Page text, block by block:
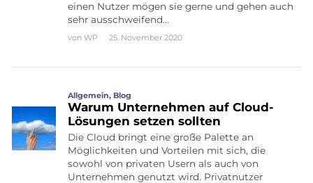
einen Nutzer mögen sie gerne und gehen auch
sehr ausschweifend…
vonWP 25. November 2020
Allgemein, Blog
Warum Unternehmen auf Cloud-
Lösungen setzen sollten
Die Cloud bringt eine große Palette an
Möglichkeiten und Vorteilen mit sich, die
sowohl von privaten Usern als auch von
Unternehmen genutzt wird. Privatnutzer